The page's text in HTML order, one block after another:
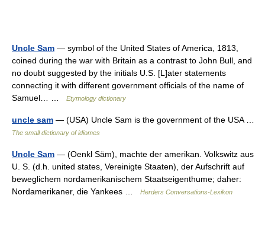
Uncle Sam — symbol of the United States of America, 1813,
coined during the war with Britain as a contrast to John Bull, and
no doubt suggested by the initials U.S. [L]ater statements
connecting it with different government officials of the name of
Samuel… …
Etymology dictionary
uncle sam — (USA) Uncle Sam is the government of the USA …
The small dictionary of idiomes
Uncle Sam — (Oenkl Säm), machte der amerikan. Volkswitz aus
U. S. (d.h. united states, Vereinigte Staaten), der Aufschrift auf
beweglichem nordamerikanischem Staatseigenthume; daher:
Nordamerikaner, die Yankees …
Herders Conversations-Lexikon